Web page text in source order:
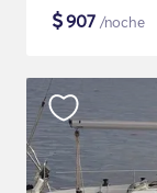
$907 /noche